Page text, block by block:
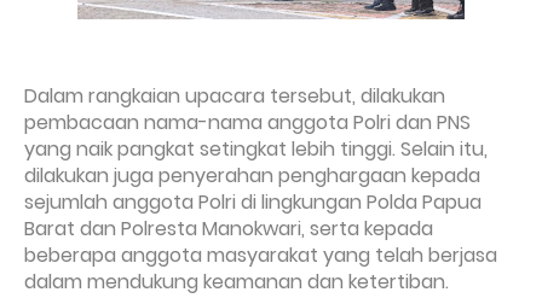
Dalam rangkaian upacara tersebut, dilakukan
pembacaan nama-nama anggota Polri dan PNS
yang naik pangkat setingkat lebih tinggi. Selain itu,
dilakukan juga penyerahan penghargaan kepada
sejumlah anggota Polri di lingkungan Polda Papua
Barat dan Polresta Manokwari, serta kepada
beberapa anggota masyarakat yang telah berjasa
dalam mendukung keamanan dan ketertiban.